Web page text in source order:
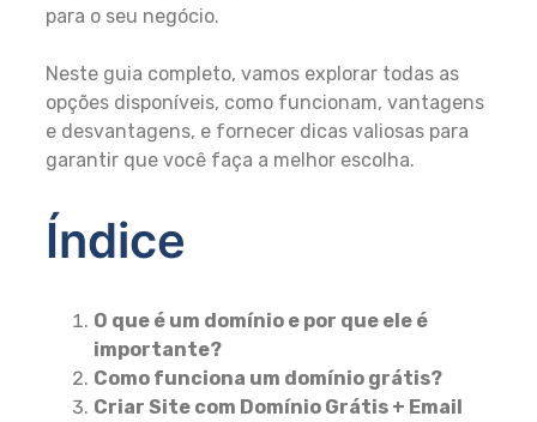
para o seu negócio.
Neste guia completo, vamos explorar todas as
opções disponíveis, como funcionam, vantagens
e desvantagens, e fornecer dicas valiosas para
garantir que você faça a melhor escolha.
Índice
O que é um domínio e por que ele é
importante?
Como funciona um domínio grátis?
Criar Site com Domínio Grátis + Email